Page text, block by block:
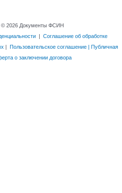
© 2026 Документы ФСИН
Соглашение об обработке
Пользовательское соглашение | Публичная
о заключении договора